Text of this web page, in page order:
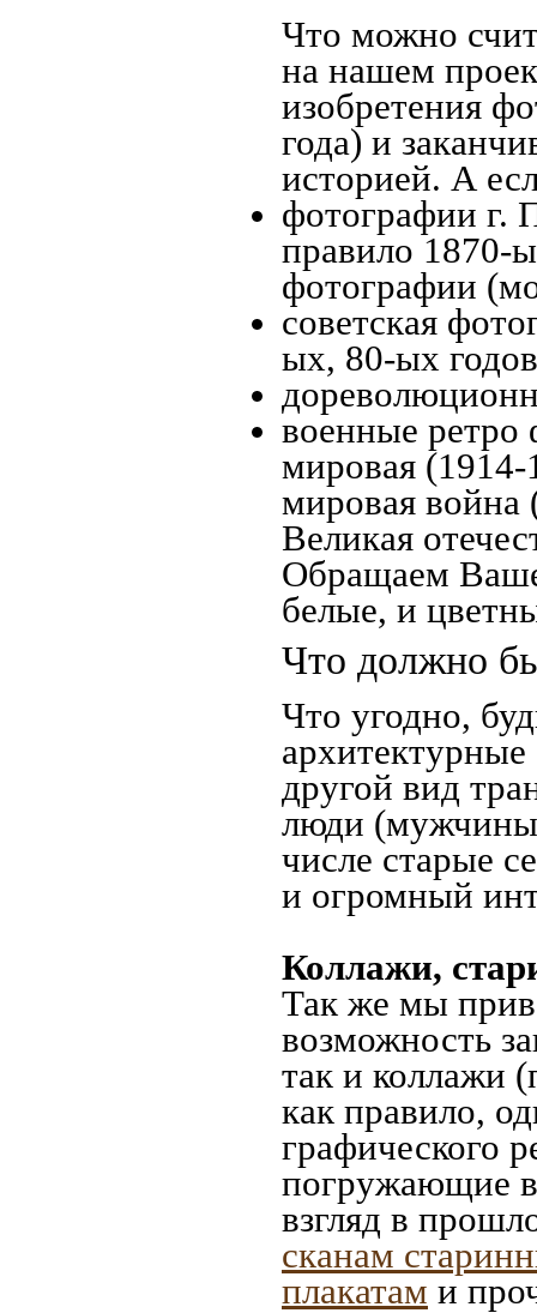
Что можно
на нашем
изобретения
года) и
историей. А
фотографии г.
правило 1870-
фотографии
советская
ых, 80-ых
военные ретро
мировая (1914-
мировая война
Великая
Обращаем
белые, и
Что должно
Что угодно,
другой вид
люди
числе старые
и огромный
Коллажи,
Так же мы
возможность
так и коллажи
как правило,
графического
погружающие
взгляд в
сканам
плакатам и